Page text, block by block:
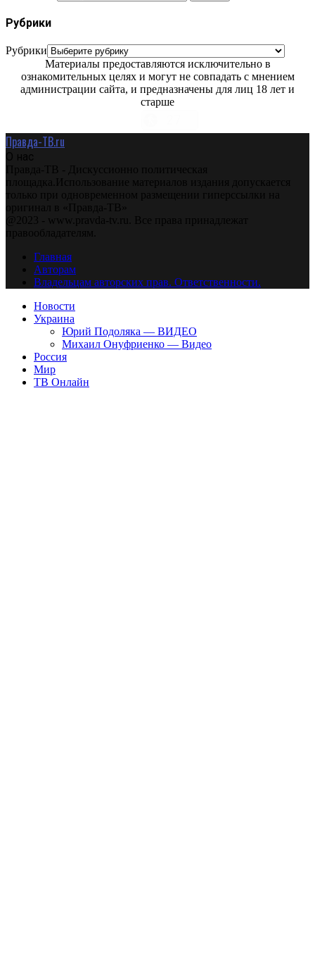
Рубрики
Рубрики
Материалы предоставляются исключительно в
ознакомительных целях и могут не совпадать с мнением
администрации сайта, и предназначены для лиц 18 лет и
старше
Правда-ТВ.ru
О нас
Правда-ТВ - Дискуссионно политическая
площадка.Использование материалов издания допускается
только при одновременном размещении гиперссылки на
оригинал в «Правда-ТВ»
@2023 - www.pravda-tv.ru. Все права принадлежат
правообладателям.
Главная
Авторам
Владельцам авторских прав. Ответственности.
Новости
Украина
Юрий Подоляка — ВИДЕО
Михаил Онуфриенко — Видео
Россия
Мир
ТВ Онлайн